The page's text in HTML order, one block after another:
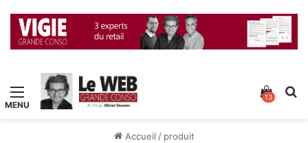
Menu 13Voir
Accueil / produit